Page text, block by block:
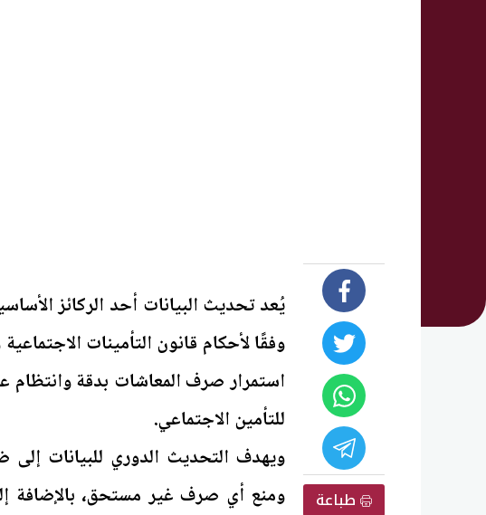
طباعة
يُعد تحديث البيانات أحد الركائز
استمرار صرف المعاشات بدقة وانتظام
للتأمين الاجتماعي.
ويهدف التحديث الدوري للبيانات
ومنع أي صرف غير مستحق، بالإضافة